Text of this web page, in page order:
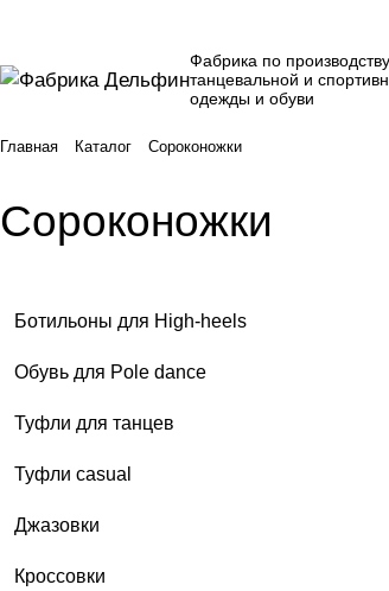
Фабрика по производству
танцевальной и
одежды и обуви
Главная Каталог Сороконожки
Сороконожки
Ботильоны для High-heels
Обувь для Pole dance
Туфли для танцев
Туфли casual
Джазовки
Кроссовки